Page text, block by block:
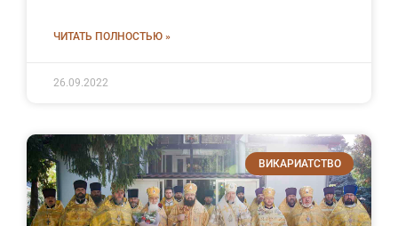
ЧИТАТЬ ПОЛНОСТЬЮ »
26.09.2022
ВИКАРИАТСТВО